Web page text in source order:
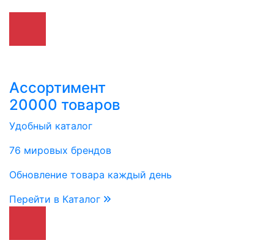
Ассортимент
20000 товаров
Удобный каталог
76 мировых брендов
Обновление товара каждый день
Перейти в Каталог